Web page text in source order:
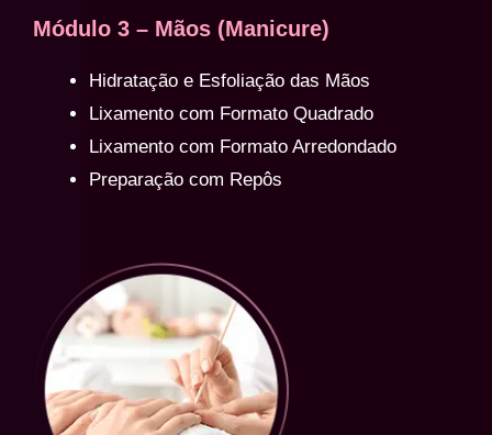
Módulo 3 – Mãos (Manicure)
Hidratação e Esfoliação das Mãos
Lixamento com Formato Quadrado
Lixamento com Formato Arredondado
Preparação com Repôs